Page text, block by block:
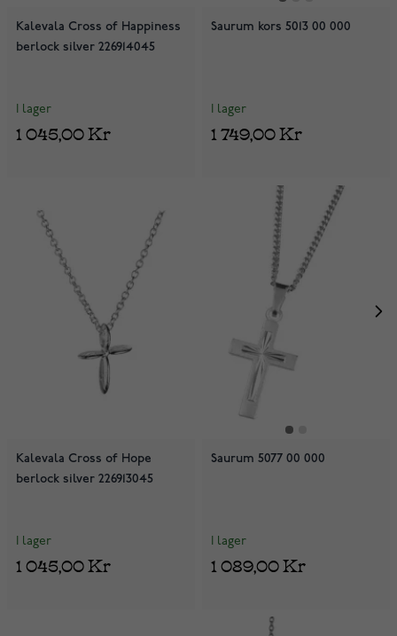
Kalevala Cross of Happiness
berlock silver 226914045
I lager
1 045,00 Kr
Saurum kors 5013 00 000
I lager
1 749,00 Kr
Kalevala Cross of Hope
berlock silver 226913045
I lager
1 045,00 Kr
Saurum 5077 00 000
I lager
1 089,00 Kr